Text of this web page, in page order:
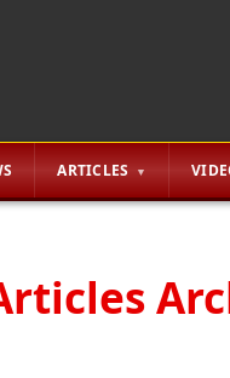
ARTICLES